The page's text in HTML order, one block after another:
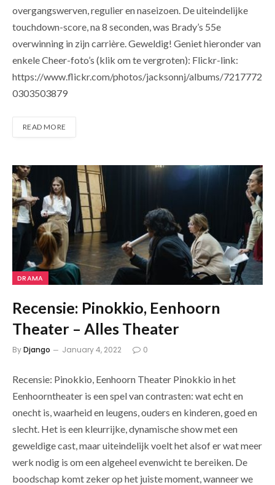
overgangswerven, regulier en naseizoen. De uiteindelijke
touchdown-score, na 8 seconden, was Brady’s 55e
overwinning in zijn carrière. Geweldig! Geniet hieronder van
enkele Cheer-foto’s (klik om te vergroten): Flickr-link:
https://www.flickr.com/photos/jacksonnj/albums/7217772
0303503879
READ MORE
DRAMA
Recensie: Pinokkio, Eenhoorn
Theater – Alles Theater
ByDjango January 4, 2022 0
Recensie: Pinokkio, Eenhoorn Theater Pinokkio in het
Eenhoorntheater is een spel van contrasten: wat echt en
onecht is, waarheid en leugens, ouders en kinderen, goed en
slecht. Het is een kleurrijke, dynamische show met een
geweldige cast, maar uiteindelijk voelt het alsof er wat meer
werk nodig is om een ​​algeheel evenwicht te bereiken. De
boodschap komt zeker op het juiste moment, wanneer we